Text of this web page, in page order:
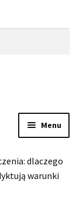
Menu
dlaczego
warunki